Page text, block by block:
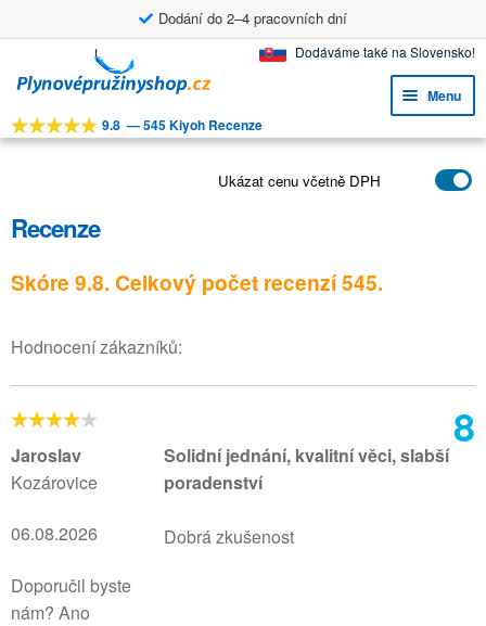
Dodání do 2–4 pracovních dní
na
k
webu
Dodáváme také na Slovensko!
Menu
NÁSTROJE
menu
APLIKACE
9.8 —545 Kiyoh Recenze
Ukázat cenu včetně DPH
Recenze
Skóre 9.8. Celkový počet recenzí 545.
Hodnocení zákazníků:
8
Jaroslav
Kozárovice
06.08.2026
Doporučil byste
nám? Ano
Solidní jednání, kvalitní věci, slabší
poradenství
Dobrá zkušenost